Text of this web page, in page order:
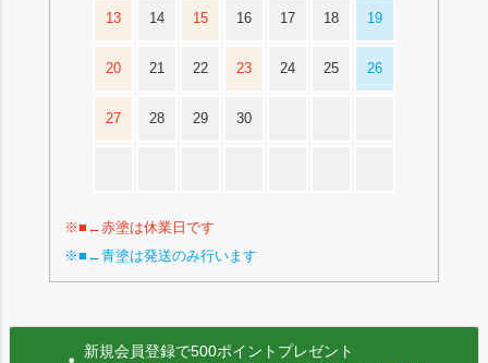
13 14 15 16 17 18 19
20 21 22 23 24 25 26
27 28 29 30
※■←赤塗は休業日です
※■←青塗は発送のみ行います
新規会員登録で500ポイントプレゼント